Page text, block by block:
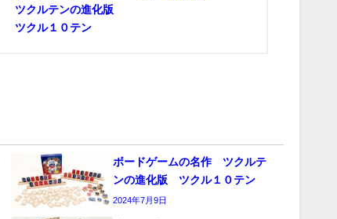
ツクルテンの進化版
ツクル１０テン
ボードゲームの名作 ツクルテ
ンの進化版 ツクル１０テン
2024年7月9日